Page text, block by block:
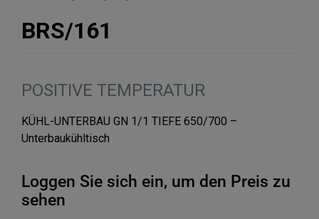
BRS/161
POSITIVE TEMPERATUR
KÜHL-UNTERBAU GN 1/1 TIEFE 650/700 –
Unterbaukühltisch
Loggen Sie sich ein, um den Preis zu
sehen